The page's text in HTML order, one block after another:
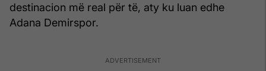
destinacion më real për të, aty ku luan edhe
Adana Demirspor.